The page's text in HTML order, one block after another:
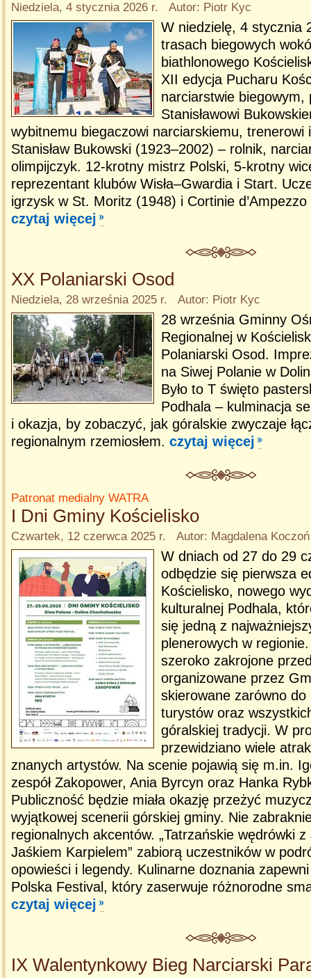
Niedziela, 4 stycznia 2026 r. Autor: Piotr Kyc
W niedzielę, 4 stycznia
trasach biegowych
biathlonowego
XII edycja Pucharu
narciarstwie biegowym,
Stanisławowi
wybitnemu biegaczowi narciarskiemu, trenerowi
Stanisław Bukowski (1923–2002) – rolnik,
olimpijczyk. 12-krotny mistrz Polski, 5-krotny
reprezentant klubów Wisła–Gwardia i Start.
igrzysk w St. Moritz (1948) i Cortinie
czytaj więcej
XX Polaniarski Osod
Niedziela, 28 września 2025 r. Autor: Piotr Kyc
28 września Gminny
Regionalnej w
Polaniarski Osod.
na Siwej Polanie w
Było to T święto
Podhala – kulminacja
i okazja, by zobaczyć, jak góralskie zwyczaje
regionalnym rzemiosłem. czytaj więcej
Patronat medialny WATRA
I Dni Gminy Kościelisko
Czwartek, 12 czerwca 2025 r. Autor: Magdalena Koczoń
W dniach od 27 do 29
odbędzie się pierwsza
Kościelisko, nowego
kulturalnej Podhala,
się jedną z
plenerowych w
szeroko zakrojone
organizowane przez
skierowane zarówno
turystów oraz
góralskiej tradycji. W
przewidziano wiele
znanych artystów. Na scenie pojawią się m.in.
zespół Zakopower, Ania Byrcyn oraz Hanka
Publiczność będzie miała okazję przeżyć
wyjątkowej scenerii górskiej gminy. Nie
regionalnych akcentów. „Tatrzańskie wędrówki
Jaśkiem Karpielem” zabiorą uczestników w
opowieści i legendy. Kulinarne doznania
Polska Festival, który zaserwuje różnorodne
czytaj więcej
IX Walentynkowy Bieg Narciarski